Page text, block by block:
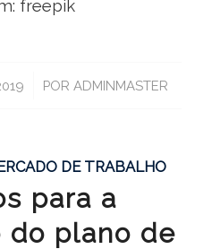
freepik
PORADMINMASTER
DE TRABALHO
para a
do plano de